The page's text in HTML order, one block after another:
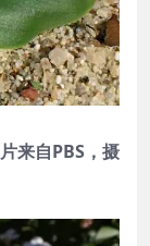
来自PBS，摄